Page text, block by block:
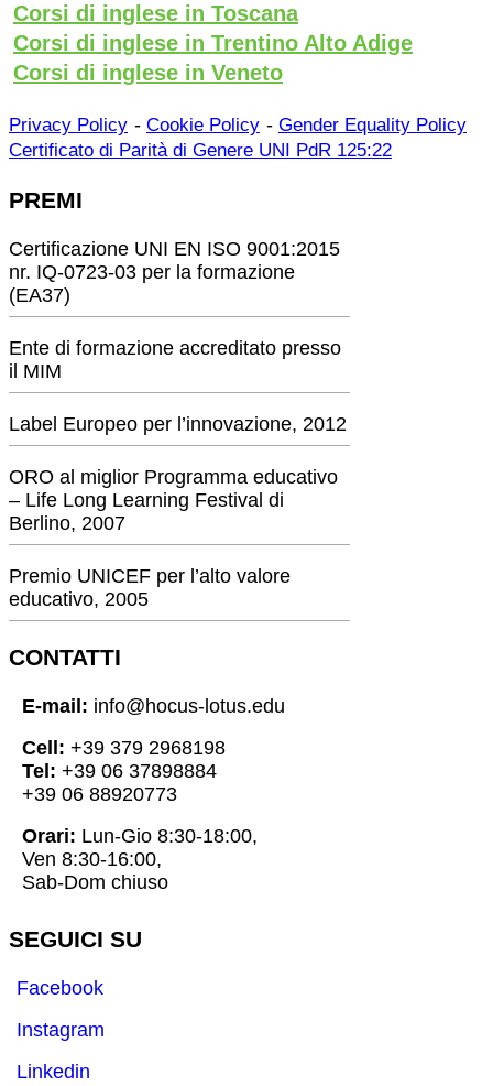
Corsi di inglese in Toscana
Corsi di inglese in Trentino Alto Adige
Corsi di inglese in Veneto
Privacy Policy - Cookie Policy - Gender Equality Policy
Certificato di Parità di Genere UNI PdR 125:22
PREMI
Certificazione UNI EN ISO 9001:2015
nr. IQ-0723-03 per la formazione
(EA37)
Ente di formazione accreditato presso
il MIM
Label Europeo per l’innovazione, 2012
ORO al miglior Programma educativo
– Life Long Learning Festival di
Berlino, 2007
Premio UNICEF per l’alto valore
educativo, 2005
CONTATTI
E-mail: info@hocus-lotus.edu
Cell: +39 379 2968198
Tel: +39 06 37898884
+39 06 88920773
Orari: Lun-Gio 8:30-18:00,
Ven 8:30-16:00,
Sab-Dom chiuso
SEGUICI SU
Facebook
Instagram
Linkedin